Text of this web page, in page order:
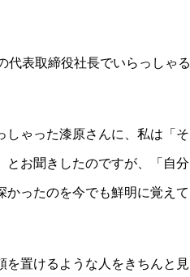
代表取締役社長でいらっしゃる
しゃった漆原さんに、私は「そ
とお聞きしたのですが、「自分
かったのを今でも鮮明に覚えて
を置けるような人をきちんと見